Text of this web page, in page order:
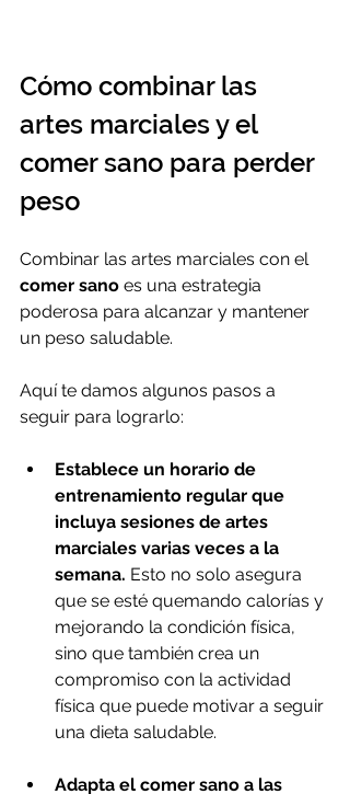
Cómo combinar las
artes marciales y el
comer sano para perder
peso
Combinar las artes marciales con el
comer sano es una estrategia
poderosa para alcanzar y mantener
un peso saludable.
Aquí te damos algunos pasos a
seguir para lograrlo:
Establece un horario de
entrenamiento regular que
incluya sesiones de artes
marciales varias veces a la
semana. Esto no solo asegura
que se esté quemando calorías y
mejorando la condición física,
sino que también crea un
compromiso con la actividad
física que puede motivar a seguir
una dieta saludable.
Adapta el comer sano a las